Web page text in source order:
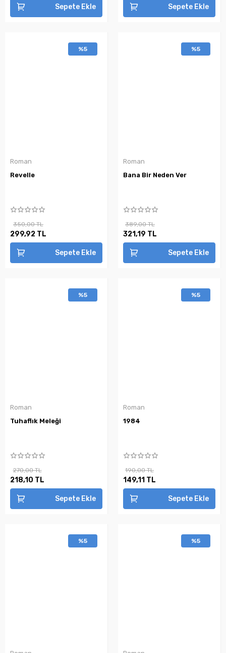
Sepete Ekle Sepete Ekle
%5
Roman
Revelle
350,00 TL
299,92 TL
Sepete Ekle
%5
Roman
Bana Bir Neden Ver
389,00 TL
321,19 TL
Sepete Ekle
%5
Roman
Tuhaflık Meleği
270,00 TL
218,10 TL
Sepete Ekle
%5
Roman
1984
190,00 TL
149,11 TL
Sepete Ekle
%5 %5